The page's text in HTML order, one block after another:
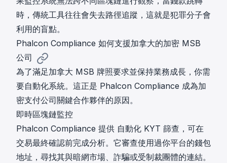
時，傳統工具往往會失去路徑追蹤，這就是犯罪分子會
利用的盲點。
Phalcon Compliance 如何支援加拿大的加密 MSB
公司
為了滿足加拿大 MSB 牌照要求並保持業務成長，你需
要自動化系統。這正是 Phalcon Compliance 成為加
密支付公司關鍵合作夥伴的原因。
即時區塊鏈監控
Phalcon Compliance 提供 自動化 KYT 篩查 ，可在
交易最終確認前完成分析。它審查使用過你平台的錢包
地址，尋找其與暗網市場、詐騙或受制裁團體的連結。